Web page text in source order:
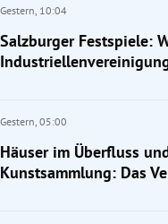
Gestern, 10:04
Salzburger Festspiele:
Gestern, 05:00
Häuser im Überfluss
Kunstsammlung: Das